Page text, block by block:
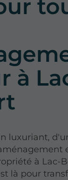
à
luxuriant,
à Lac-
là pour